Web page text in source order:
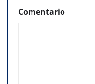
Comentario